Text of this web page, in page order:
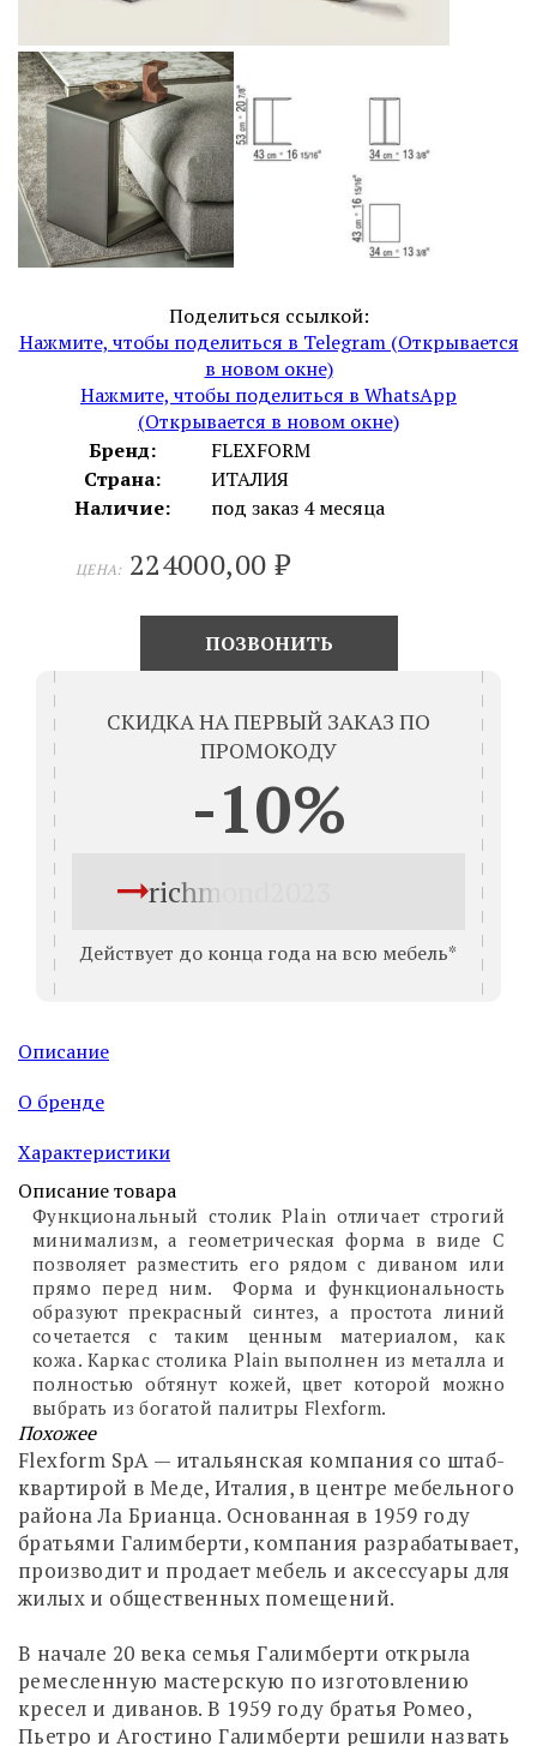
Поделиться ссылкой:
Нажмите, чтобы поделиться в Telegram (Открывается
в новом окне)
Нажмите, чтобы поделиться в WhatsApp
(Открывается в новом окне)
Бренд:
FLEXFORM
Страна:
ИТАЛИЯ
Наличие:
под заказ 4 месяца
ЦЕНА: 224000,00 ₽
ПОЗВОНИТЬ
СКИДКА НА ПЕРВЫЙ ЗАКАЗ ПО
ПРОМОКОДУ
-10%
richmond2023
Действует до конца года на всю мебель*
Описание
О бренде
Характеристики
Описание товара
Функциональный столик Plain отличает строгий
минимализм, а геометрическая форма в виде С
позволяет разместить его рядом с диваном или
прямо перед ним. Форма и функциональность
образуют прекрасный синтез, а простота линий
сочетается с таким ценным материалом, как
кожа. Каркас столика Plain выполнен из металла и
полностью обтянут кожей, цвет которой можно
выбрать из богатой палитры Flexform.
Похожее
Flexform SpA — итальянская компания со штаб-
квартирой в Меде, Италия, в центре мебельного
района Ла Брианца. Основанная в 1959 году
братьями Галимберти, компания разрабатывает,
производит и продает мебель и аксессуары для
жилых и общественных помещений.
В начале 20 века семья Галимберти открыла
ремесленную мастерскую по изготовлению
кресел и диванов. В 1959 году братья Ромео,
Пьетро и Агостино Галимберти решили назвать